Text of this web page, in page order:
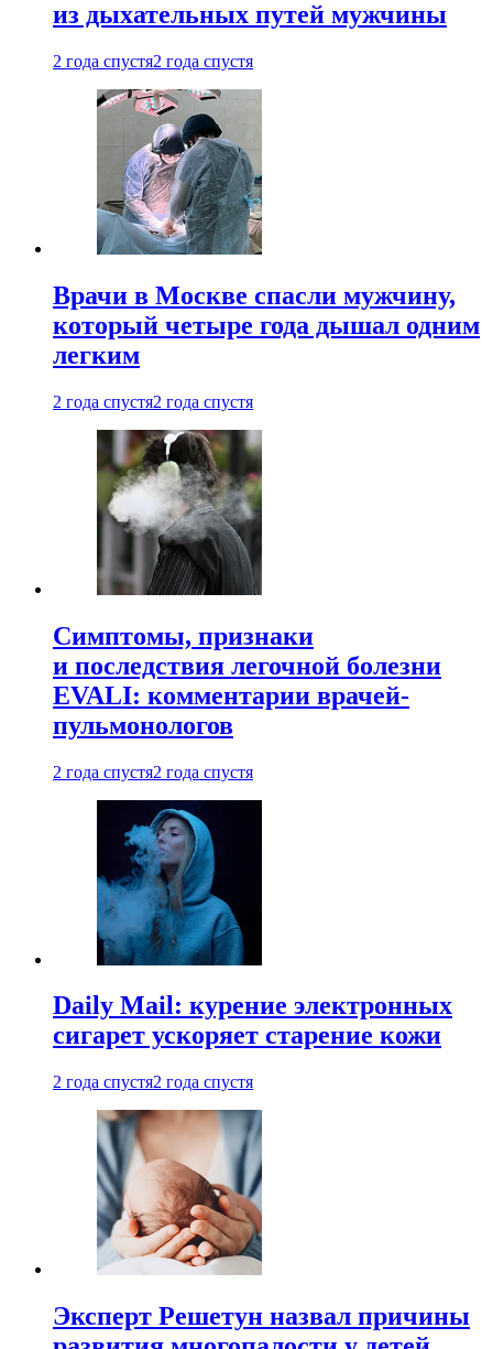
из дыхательных путей мужчины
2 года спустя2 года спустя
Врачи в Москве спасли мужчину,
который четыре года дышал одним
легким
2 года спустя2 года спустя
Симптомы, признаки
и последствия легочной болезни
EVALI: комментарии врачей-
пульмонологов
2 года спустя2 года спустя
Daily Mail: курение электронных
сигарет ускоряет старение кожи
2 года спустя2 года спустя
Эксперт Решетун назвал причины